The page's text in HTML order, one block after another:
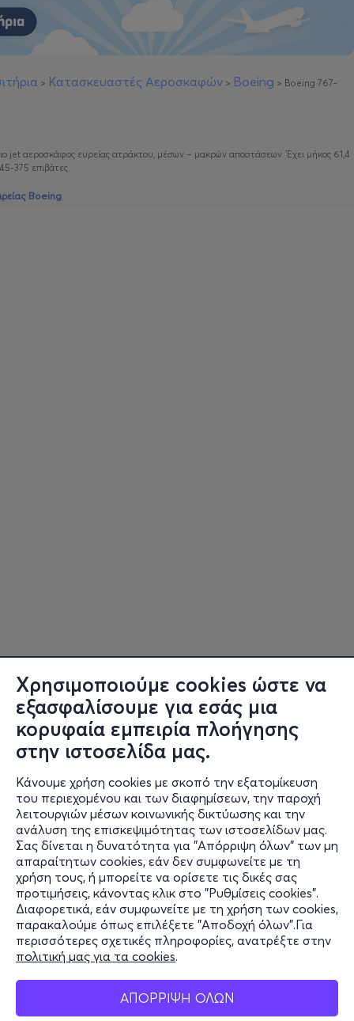
Χρησιμοποιούμε cookies ώστε να
εξασφαλίσουμε για εσάς μια
κορυφαία εμπειρία πλοήγησης
στην ιστοσελίδα μας.
Κάνουμε χρήση cookies με σκοπό την εξατομίκευση
του περιεχομένου και των διαφημίσεων, την παροχή
λειτουργιών μέσων κοινωνικής δικτύωσης και την
ανάλυση της επισκεψιμότητας των ιστοσελίδων μας.
Σας δίνεται η δυνατότητα για "Απόρριψη όλων" των μη
απαραίτητων cookies, εάν δεν συμφωνείτε με τη
χρήση τους, ή μπορείτε να ορίσετε τις δικές σας
προτιμήσεις, κάνοντας κλικ στο "Ρυθμίσεις cookies".
Διαφορετικά, εάν συμφωνείτε με τη χρήση των cookies,
παρακαλούμε όπως επιλέξετε "Αποδοχή όλων".Για
περισσότερες σχετικές πληροφορίες, ανατρέξτε στην
πολιτική μας για τα cookies.
ΑΠΟΡΡΙΨΗ ΟΛΩΝ
> Κατασκευαστές Αεροσκαφών > Boeing > Boeing 767-
jet αεροσκάφος ευρείας ατράκτου, μέσων – μακρών αποστάσεων. Έχει μήκος 61,4
375 επιβάτες.
Boeing
Φυσικά σημεία
Πληροφορίες
Υποστήριξη
Stay Connected
Mobile app